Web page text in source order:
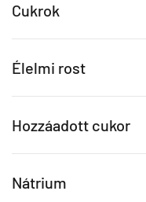
Cukrok
Élelmi rost
Hozzáadott cukor
Nátrium